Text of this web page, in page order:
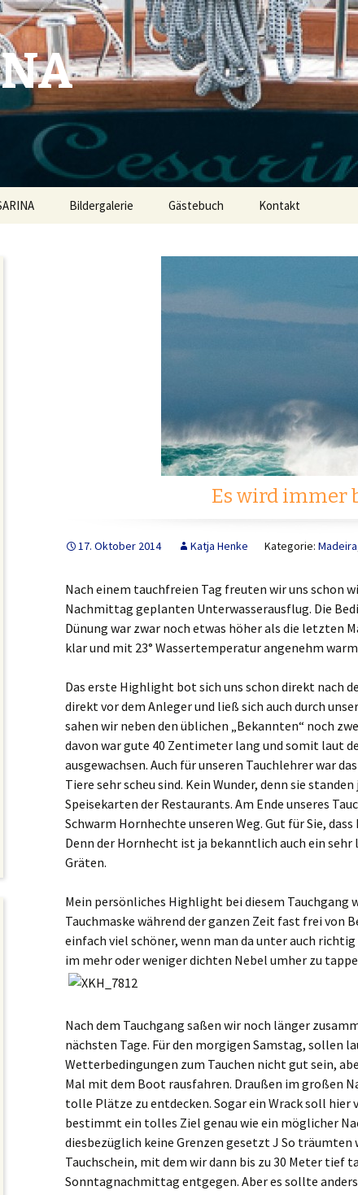
Bildergalerie Gästebuch Kontakt
Es wird immer
17. Oktober 2014 Katja Henke Kategorie: Madeira
Nach einem tauchfreien Tag freuten wir uns schon
Nachmittag geplanten Unterwasserausflug. Die
Dünung war zwar noch etwas höher als die letzten
klar und mit 23° Wassertemperatur angenehm
Das erste Highlight bot sich uns schon direkt nach
direkt vor dem Anleger und ließ sich auch durch
sahen wir neben den üblichen „Bekannten“ noch
davon war gute 40 Zentimeter lang und somit laut
ausgewachsen. Auch für unseren Tauchlehrer war
Tiere sehr scheu sind. Kein Wunder, denn sie
Speisekarten der Restaurants. Am Ende unseres
Schwarm Hornhechte unseren Weg. Gut für Sie,
Denn der Hornhecht ist ja bekanntlich auch ein sehr
Gräten.
Mein persönliches Highlight bei diesem Tauchgang
Tauchmaske während der ganzen Zeit fast frei von
einfach viel schöner, wenn man da unter auch
im mehr oder weniger dichten Nebel umher zu
Nach dem Tauchgang saßen wir noch länger
nächsten Tage. Für den morgigen Samstag, sollen
Wetterbedingungen zum Tauchen nicht gut sein,
Mal mit dem Boot rausfahren. Draußen im großen
tolle Plätze zu entdecken. Sogar ein Wrack soll hier
bestimmt ein tolles Ziel genau wie ein möglicher
diesbezüglich keine Grenzen gesetzt J So träumten
Tauchschein, mit dem wir dann bis zu 30 Meter tief
Sonntagnachmittag entgegen. Aber es sollte